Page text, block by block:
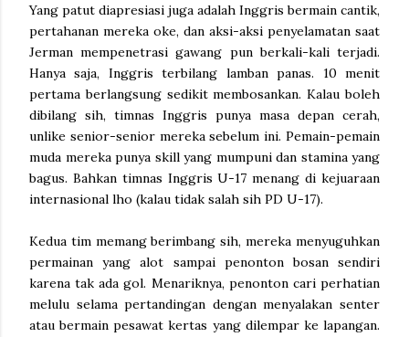
Yang patut diapresiasi juga adalah Inggris bermain cantik,
pertahanan mereka oke, dan aksi-aksi penyelamatan saat
Jerman mempenetrasi gawang pun berkali-kali terjadi.
Hanya saja, Inggris terbilang lamban panas. 10 menit
pertama berlangsung sedikit membosankan. Kalau boleh
dibilang sih, timnas Inggris punya masa depan cerah,
unlike senior-senior mereka sebelum ini. Pemain-pemain
muda mereka punya skill yang mumpuni dan stamina yang
bagus. Bahkan timnas Inggris U-17 menang di kejuaraan
internasional lho (kalau tidak salah sih PD U-17).
Kedua tim memang berimbang sih, mereka menyuguhkan
permainan yang alot sampai penonton bosan sendiri
karena tak ada gol. Menariknya, penonton cari perhatian
melulu selama pertandingan dengan menyalakan senter
atau bermain pesawat kertas yang dilempar ke lapangan.